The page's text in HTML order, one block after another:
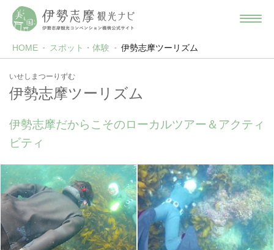
HOME スポット・体験 伊勢志摩ツーリズム
いせしまつーりずむ
伊勢志摩ツーリズム
伊勢志摩だからこそのローカルツアー＆アクティ
ビティ